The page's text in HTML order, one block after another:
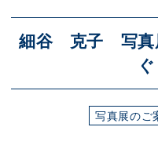
細谷 克子 写真
写真展のご
アクセス
ブログ